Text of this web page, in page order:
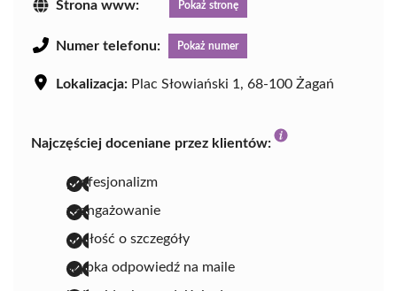
Strona www: Pokaż stronę
Numer telefonu: Pokaż numer
Lokalizacja: Plac Słowiański 1, 68-100 Żagań
Najczęściej doceniane przez klientów:
profesjonalizm
zaangażowanie
dbałość o szczegóły
szybka odpowiedź na maile